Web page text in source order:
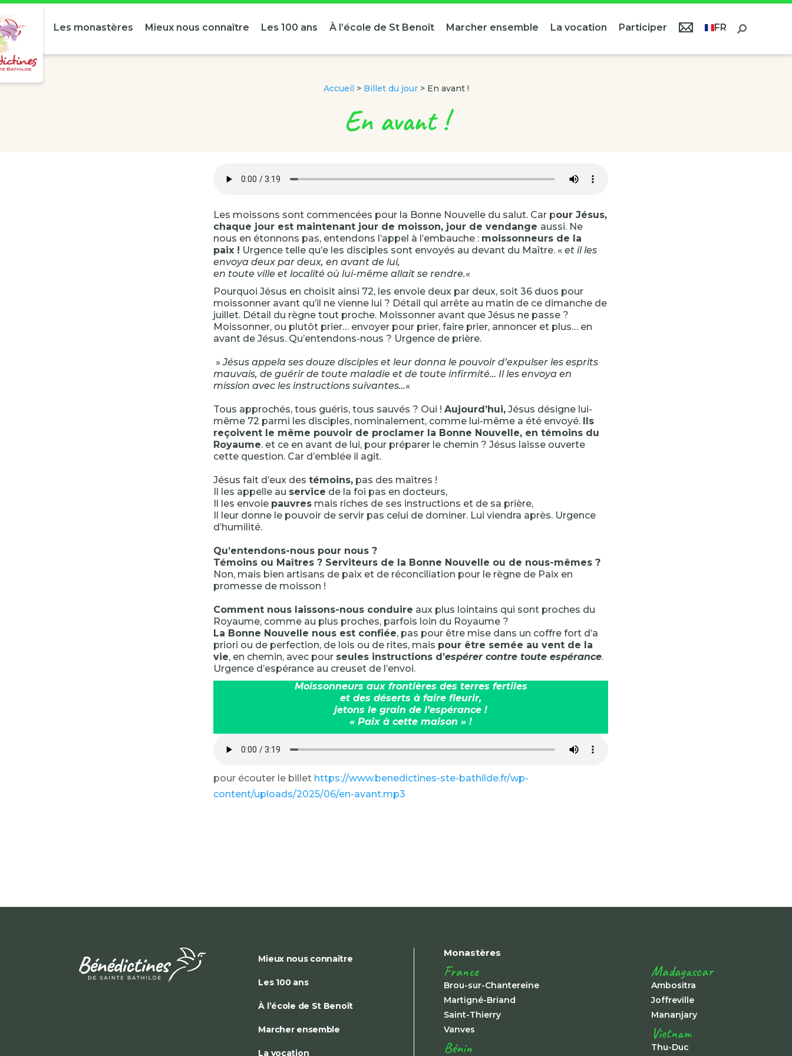
Les monastères Mieux nous connaître Les 100 ans À l’école de St Benoît Marcher ensemble La vocation Participer FR
Accueil > Billet du jour> En avant !
En avant !
Les moissons sont commencées pour la Bonne Nouvelle du salut. Car pour Jésus,
chaque jour est maintenant jour de moisson, jour de vendange aussi. Ne
nous en étonnons pas, entendons l’appel à l’embauche : moissonneurs de la
paix ! Urgence telle qu’e les disciples sont envoyés au devant du Maître. « et il les
envoya deux par deux, en avant de lui,
en toute ville et localité où lui-même allait se rendre.«
Pourquoi Jésus en choisit ainsi 72, les envoie deux par deux, soit 36 duos pour
moissonner avant qu’il ne vienne lui ? Détail qui arrête au matin de ce dimanche de
juillet. Détail du règne tout proche. Moissonner avant que Jésus ne passe ?
Moissonner, ou plutôt prier… envoyer pour prier, faire prier, annoncer et plus… en
avant de Jésus. Qu’entendons-nous ? Urgence de prière.
»Jésus appela ses douze disciples et leur donna le pouvoir d’expulser les esprits
mauvais, de guérir de toute maladie et de toute infirmité… Il les envoya en
mission avec les instructions suivantes…«
Tous approchés, tous guéris, tous sauvés ? Oui ! Aujourd’hui, Jésus désigne lui-
même 72 parmi les disciples, nominalement, comme lui-même a été envoyé. Ils
reçoivent le même pouvoir de proclamer la Bonne Nouvelle, en témoins du
Royaume. et ce en avant de lui, pour préparer le chemin ? Jésus laisse ouverte
cette question. Car d’emblée il agit.
Jésus fait d’eux des témoins, pas des maîtres !
Il les appelle au service de la foi pas en docteurs,
Il les envoie pauvres mais riches de ses instructions et de sa prière,
Il leur donne le pouvoir de servir pas celui de dominer. Lui viendra après. Urgence
d’humilité.
Qu’entendons-nous pour nous ?
Témoins ou Maîtres ? Serviteurs de la Bonne Nouvelle ou de nous-mêmes ?
Non, mais bien artisans de paix et de réconciliation pour le règne de Paix en
promesse de moisson !
Comment nous laissons-nous conduire aux plus lointains qui sont proches du
Royaume, comme au plus proches, parfois loin du Royaume ?
La Bonne Nouvelle nous est confiée, pas pour être mise dans un coffre fort d’a
priori ou de perfection, de lois ou de rites, mais pour être semée au vent de la
vie, en chemin, avec pour seules instructions d’espérer contre toute espérance.
Urgence d’espérance au creuset de l’envoi.
Moissonneurs aux frontières des terres fertiles
et des déserts à faire fleurir,
jetons le grain de l’espérance !
« Paix à cette maison » !
pour écouter le billet https://www.benedictines-ste-bathilde.fr/wp-
content/uploads/2025/06/en-avant.mp3
Mieux nous connaître
Les 100 ans
À l’école de St Benoît
Marcher ensemble
La vocation
Monastères
France
Brou-sur-Chantereine
Martigné-Briand
Saint-Thierry
Vanves
Bénin
Madagascar
Ambositra
Joffreville
Mananjary
Vietnam
Thu-Duc